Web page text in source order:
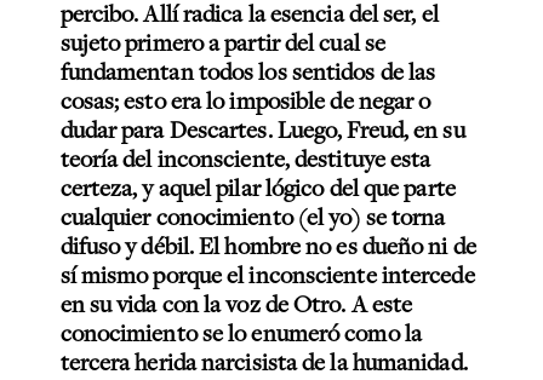
percibo. Allí radica la esencia del ser, el
sujeto primero a partir del cual se
fundamentan todos los sentidos de las
cosas; esto era lo imposible de negar o
dudar para Descartes. Luego, Freud, en su
teoría del inconsciente, destituye esta
certeza, y aquel pilar lógico del que parte
cualquier conocimiento (el yo) se torna
difuso y débil. El hombre no es dueño ni de
sí mismo porque el inconsciente intercede
en su vida con la voz de Otro. A este
conocimiento se lo enumeró como la
tercera herida narcisista de la humanidad.